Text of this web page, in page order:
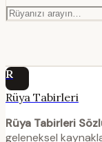
R
Rüya Tabirleri
Rüya Tabirleri
geleneksel